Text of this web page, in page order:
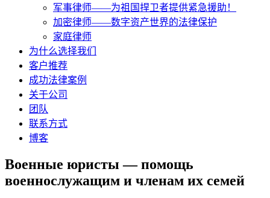
军事律师——为祖国捍卫者提供紧急援助！
加密律师——数字资产世界的法律保护
家庭律师
为什么选择我们
客户推荐
成功法律案例
关于公司
团队
联系方式
博客
Военные юристы — помощь
военнослужащим и членам их семей